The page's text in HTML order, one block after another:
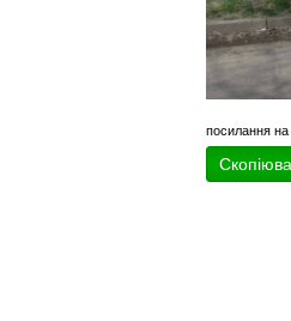
посилання